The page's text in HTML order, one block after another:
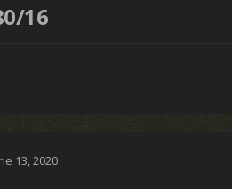
16
13, 2020